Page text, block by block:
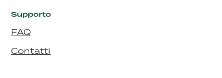
Supporto
FAQ
Contatti